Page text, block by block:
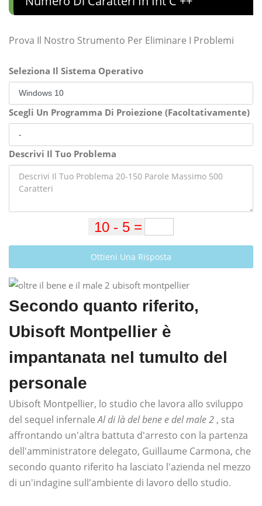
Prova Il Nostro Strumento Per Eliminare I Problemi
Seleziona Il Sistema Operativo
Scegli Un Programma Di Proiezione (Facoltativamente)
Descrivi Il Tuo Problema
Ottieni Una Risposta
Secondo quanto riferito,
Ubisoft Montpellier è
impantanata nel tumulto del
personale
Ubisoft Montpellier, lo studio che lavora allo sviluppo
del sequel infernaleAl di là del bene e del male 2 , sta
affrontando un'altra battuta d'arresto con la partenza
dell'amministratore delegato, Guillaume Carmona, che
secondo quanto riferito ha lasciato l'azienda nel mezzo
di un'indagine sull'ambiente di lavoro dello studio.